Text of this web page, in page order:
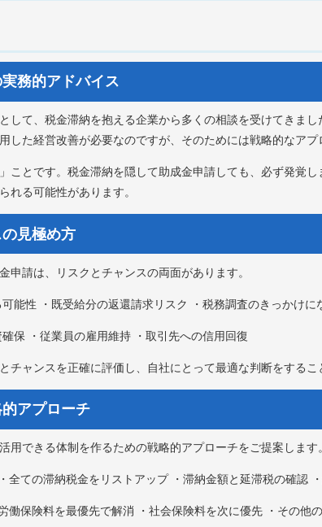
務的アドバイス
して、税金滞納を抱える企業から多くの相談を受けてきま
した経営改善が必要なのですが、そのためには戦略的なアプ
ことです。税金滞納を隠して助成金申請しても、必ず発覚
れる可能性があります。
見極め方
申請は、リスクとチャンスの両面があります。
可能性 ・既受給分の返還請求リスク ・税務調査のきっかけに
確保 ・従業員の雇用維持 ・取引先への信用回復
チャンスを正確に評価し、自社にとって最適な判断をするこ
アプローチ
用できる体制を作るための戦略的アプローチをご提案します。
・全ての滞納税金をリストアップ ・滞納金額と延滞税の確認
働保険料を最優先で解消 ・社会保険料を次に優先 ・その他